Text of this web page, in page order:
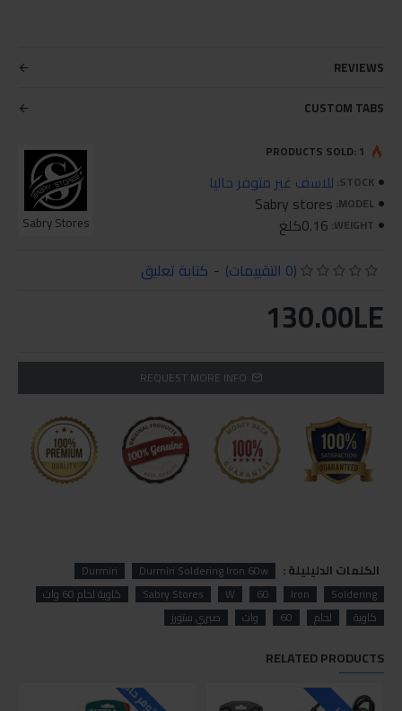
REVIEWS
CUSTOM TABS
STOCK: للاسف غير متوفر حاليا
MODEL:
Sabry stores
WEIGHT: 0.16كلغ Sabry Stores
PRODUCTS SOLD: 1
(0 التقييمات) - كتابة تعليق
130.00LE
REQUEST MORE INFO
الكلمات الدليليلة : Durmiri Soldering Iron 60w
Durmiri
Soldering
Iron
60
W
Sabry Stores
كاوية لحام 60 وات
كاوية
لحام 60 وات صبري ستورز
RELATED PRODUCTS